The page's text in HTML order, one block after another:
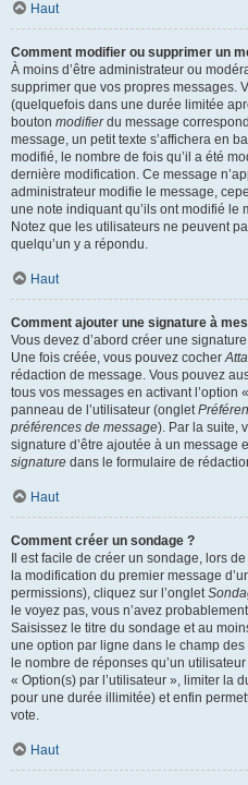
Haut
Comment modifier ou supprimer un
À moins d’être administrateur ou
supprimer que vos propres messages.
(quelquefois dans une durée limitée
bouton modifierdu message
message, un petit texte s’affichera en
modifié, le nombre de fois qu’il a été
dernière modification. Ce message
administrateur modifie le message,
une note indiquant qu’ils ont modifié le
Notez que les utilisateurs ne peuvent
quelqu’un y a répondu.
Haut
Comment ajouter une signature à
Vous devez d’abord créer une
Une fois créée, vous pouvez cocher
rédaction de message. Vous pouvez
tous vos messages en activant l’option
panneau de l’utilisateur (onglet
préférences de message). Par la suite,
signature d’être ajoutée à un message
signature dans le formulaire de
Haut
Comment créer un sondage ?
Il est facile de créer un sondage, lors
la modification du premier message
permissions), cliquez sur l’onglet
le voyez pas, vous n’avez
Saisissez le titre du sondage et au
une option par ligne dans le champ
le nombre de réponses qu’un
« Option(s) par l’utilisateur », limiter la
pour une durée illimitée) et enfin
vote.
Haut